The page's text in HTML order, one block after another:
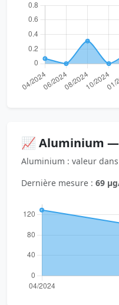
📈 Aluminium
Aluminium : valeur
Dernière mesure : 69